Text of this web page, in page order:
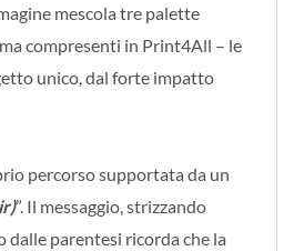
mescola tre palette
compresenti in Print4All – le
unico, dal forte impatto
percorso supportata da un
”. Il messaggio, strizzando
dalle parentesi ricorda che la